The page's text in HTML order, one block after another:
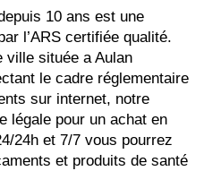
10 ans est une
l’ARS certifiée qualité.
ville située a Aulan
le cadre réglementaire
sur internet, notre
légale pour un achat en
24h et 7/7 vous pourrez
et produits de santé